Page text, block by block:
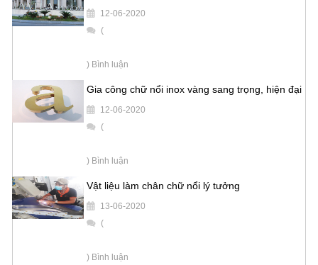
12-06-2020
(
) Bình luận
Gia công chữ nổi inox vàng sang trọng, hiện đại
12-06-2020
(
) Bình luận
Vật liệu làm chân chữ nổi lý tưởng
13-06-2020
(
) Bình luận